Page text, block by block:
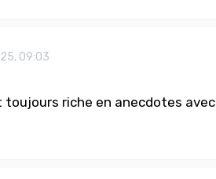
09:03
toujours riche en anecdotes